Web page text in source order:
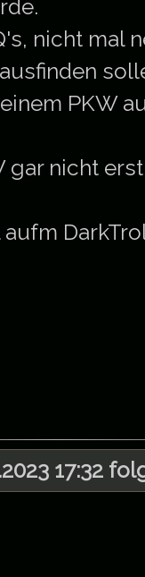
nicht mal
PKW
gar nicht
17:32